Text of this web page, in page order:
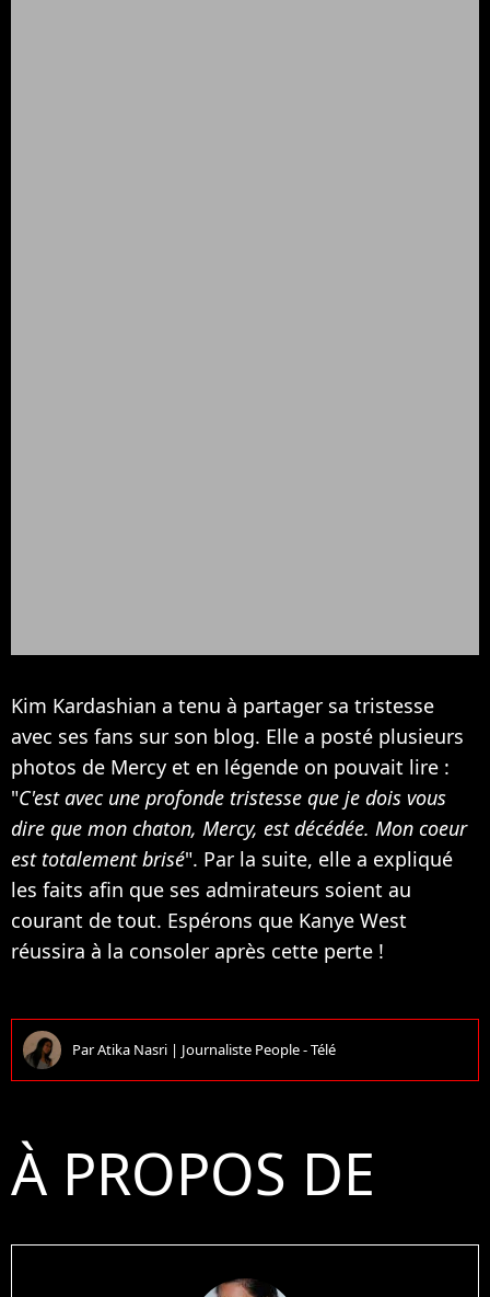
Kim Kardashian a tenu à partager sa tristesse
avec ses fans sur son blog. Elle a posté plusieurs
photos de Mercy et en légende on pouvait lire :
"C'est avec une profonde tristesse que je dois vous
dire que mon chaton, Mercy, est décédée. Mon coeur
est totalement brisé". Par la suite, elle a expliqué
les faits afin que ses admirateurs soient au
courant de tout. Espérons que Kanye West
réussira à la consoler après cette perte !
ParAtika Nasri | Journaliste People - Télé
À PROPOS DE